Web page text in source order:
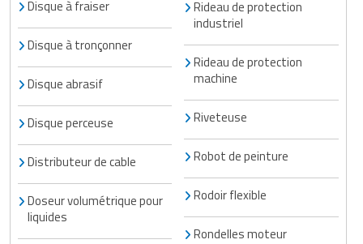
Disque à fraiser
Disque à tronçonner
Disque abrasif
Disque perceuse
Distributeur de cable
Doseur volumétrique pour
liquides
Rideau de protection
industriel
Rideau de protection
machine
Riveteuse
Robot de peinture
Rodoir flexible
Rondelles moteur